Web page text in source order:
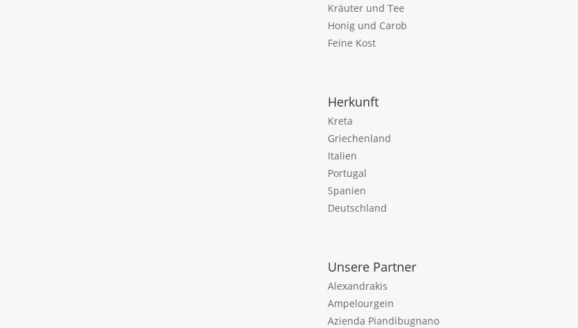
Kräuter und Tee
Honig und Carob
Feine Kost
Herkunft
Kreta
Griechenland
Italien
Portugal
Spanien
Deutschland
Unsere Partner
Alexandrakis
Ampelourgein
Azienda Piandibugnano